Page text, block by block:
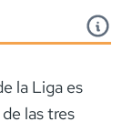
la Liga es
las tres